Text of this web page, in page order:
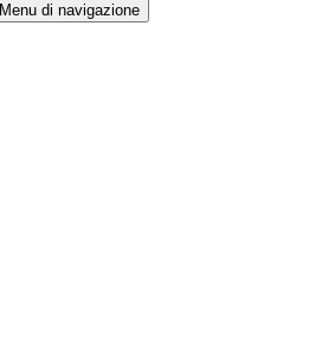
Menu di navigazione